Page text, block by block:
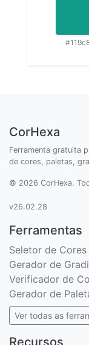
CorHexa
Ferramenta gratuita
de cores, paletas,
© 2026 CorHexa.
v26.02.28
Ferramentas
Seletor de Cores
Gerador de
Verificador de
Gerador de
Ver todas as
Recursos